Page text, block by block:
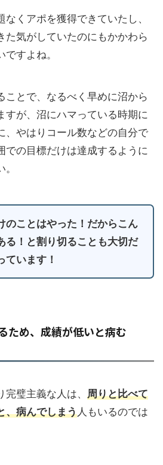
くアポを獲得できていたし、
た気がしていたのにもかかわら
すよね。
ことで、なるべく早めに沼から
すが、沼にハマっている時期に
、やはりコール数などの自分で
での目標だけは達成するように
のことはやった！だからこん
る！と割り切ることも大切だ
ています！
ため、成績が低いと病む
璧主義な人は、 周りと比べて
、病んでしまう人もいるのでは